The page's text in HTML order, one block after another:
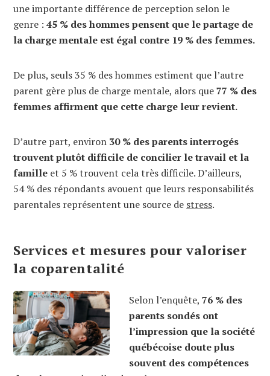
une importante différence de perception selon le
genre : 45 % des hommes pensent que le partage de
la charge mentale est égal contre 19 % des femmes.
De plus, seuls 35 % des hommes estiment que l’autre
parent gère plus de charge mentale, alors que77 % des
femmes affirment que cette charge leur revient.
D’autre part, environ 30 % des parents interrogés
trouvent plutôt difficile de concilier le travail et la
famille et 5 % trouvent cela très difficile. D’ailleurs,
54 % des répondants avouent que leurs responsabilités
parentales représentent une source de stress.
Services et mesures pour valoriser
la coparentalité
Selon l’enquête, 76 % des
parents sondés ont
l’impression que la société
québécoise doute plus
souvent des compétences